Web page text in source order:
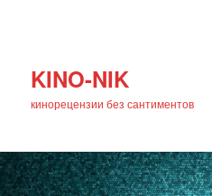
KINO-NIK
кинорецензии без сантиментов